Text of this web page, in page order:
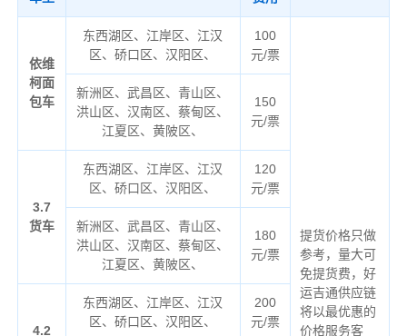
依维
柯面
包车
东西湖区、江岸区、江汉
区、硚口区、汉阳区、
100
元/票
提货价格只做
参考，量大可
免提货费，好
运吉通供应链
将以最优惠的
价格服务客
新洲区、武昌区、青山区、
洪山区、汉南区、蔡甸区、
江夏区、黄陂区、
150
元/票
3.7
货车
东西湖区、江岸区、江汉
区、硚口区、汉阳区、
120
元/票
新洲区、武昌区、青山区、
洪山区、汉南区、蔡甸区、
江夏区、黄陂区、
180
元/票
4.2
东西湖区、江岸区、江汉
区、硚口区、汉阳区、
200
元/票